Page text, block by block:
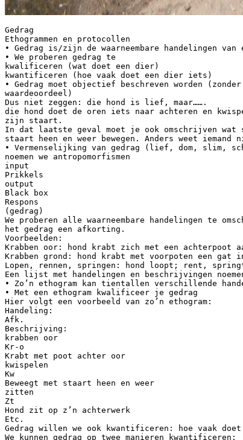
Gedrag
Ethogrammen en protocollen
• Gedrag is/zijn de waarneembare handelingen van
• We proberen gedrag te
kwalificeren (wat doet een dier)
kwantificeren (hoe vaak doet een dier iets)
• Gedrag moet objectief beschreven worden
waardeoordeel)
Dus niet zeggen: die hond is lief, maar…….
die hond doet de oren iets naar achteren en
zijn staart.
In dat laatste geval moet je ook omschrijven wat
staart heen en weer bewegen. Anders weet
• Vermenselijking van gedrag (lief, dom, slim,
noemen we antropomorfismen
input
Prikkels
output
Black box
Respons
(gedrag)
We proberen alle waarneembare handelingen te
het gedrag een afkorting.
Voorbeelden:
Krabben oor: hond krabt zich met een achterpoot
Krabben grond: hond krabt met voorpoten een gat
Lopen, rennen, springen: hond loopt; rent,
Een lijst met handelingen en beschrijvingen noemen
• Zo’n ethogram kan tientallen verschillende
• Met een ethogram kwalificeer je gedrag
Hier volgt een voorbeeld van zo’n ethogram:
Handeling:
Afk.
Beschrijving:
krabben oor
Kr-o
Krabt met poot achter oor
kwispelen
Kw
Beweegt met staart heen en weer
zitten
Zt
Hond zit op z’n achterwerk
Etc.
Gedrag willen we ook kwantificeren: hoe vaak
We kunnen gedrag op twee manieren kwantificeren: